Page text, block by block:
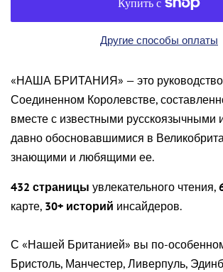
Другие способы оплаты
«НАША БРИТАНИЯ» — это руководство
Соединенном Королевстве,
вместе с известными русскоязычными
давно обосновавшимися в
знающими и любящими ее.
432 страницы увлекательного чтения,
карте, 30+ историй инсайдеров.
С «Нашей Британией» вы по-
Бристоль, Манчестер, Ливерпуль,